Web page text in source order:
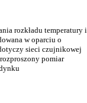
rozkładu temperatury i
w oparciu o
sieci czujnikowej
pomiar